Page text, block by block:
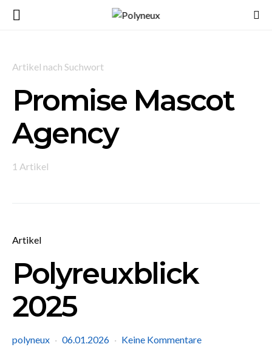
Artikel nach Suchwort
Promise Mascot
Agency
1 Artikel
Artikel
Polyreuxblick
2025
polyneux 06.01.2026 Keine Kommentare